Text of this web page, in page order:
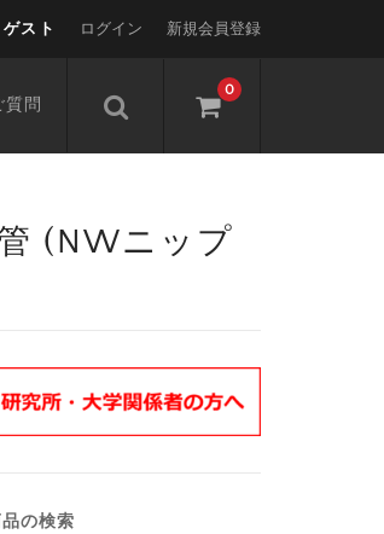
ゲスト ログイン 新規会員登録
0
質問
(NWニップ
の検索